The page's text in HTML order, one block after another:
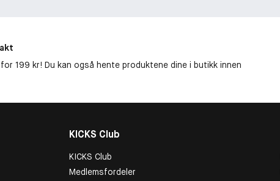
199 kr! Du kan også hente produktene dine i butikk innen
KICKS Club
KICKS Club
Medlemsfordeler